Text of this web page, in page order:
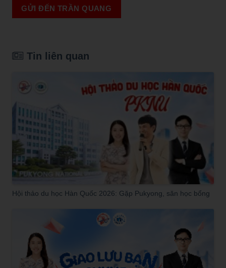
GỬI ĐẾN TRẦN QUANG
Tin liên quan
Hội thảo du học Hàn Quốc 2026: Gặp Pukyong, săn học bổng